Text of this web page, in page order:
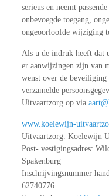
serieus en neemt
onbevoegde toegang,
ongeoorloofde wijziging
Als u de indruk heeft dat
er aanwijzingen zijn van
wenst over de
verzamelde
Uitvaartzorg op via
www.koelewijn-
Uitvaartzorg. Koelewijn
Post- vestigingsadres:
Spakenburg
Inschrijvingsnummer
62740776